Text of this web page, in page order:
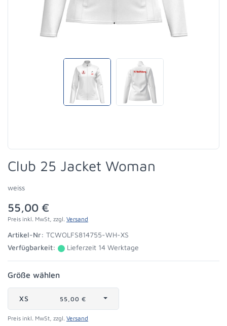
Club 25 Jacket Woman
weiss
55,00 €
Preis inkl. MwSt, zzgl. Versand
Artikel-Nr: TCWOLFS814755-WH-XS
Verfügbarkeit:
Lieferzeit 14 Werktage
Größe wählen
XS 55,00 €
Preis inkl. MwSt, zzgl. Versand